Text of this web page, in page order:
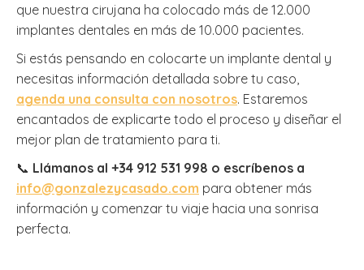
que nuestra cirujana ha colocado más de 12.000
implantes dentales en más de 10.000 pacientes.
Si estás pensando en colocarte un implante dental y
necesitas información detallada sobre tu caso,
agenda una consulta con nosotros. Estaremos
encantados de explicarte todo el proceso y diseñar el
mejor plan de tratamiento para ti.
📞 Llámanos al +34 912 531 998 o escríbenos a
info@gonzalezycasado.com para obtener más
información y comenzar tu viaje hacia una sonrisa
perfecta.